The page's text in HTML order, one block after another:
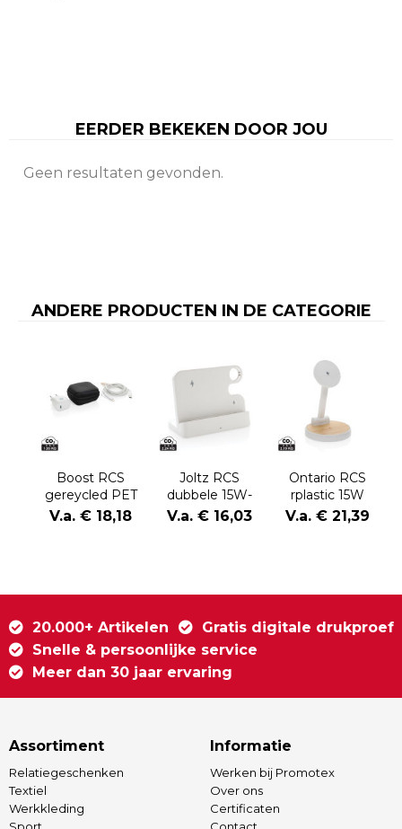
EERDER BEKEKEN DOOR JOU
Geen resultaten gevonden.
ANDERE PRODUCTEN IN DE CATEGORIE
Boost RCS
gereycled PET
20W type C 2-
V.a. € 18,18
Joltz RCS
dubbele 15W-
oplader van
gerecycled
V.a. € 16,03
Ontario RCS
rplastic 15W
magnetische 2
in 1 lader
V.a. € 21,39
20.000+ Artikelen
Gratis digitale drukproef
Snelle & persoonlijke service
Meer dan 30 jaar ervaring
Assortiment
Relatiegeschenken
Textiel
Werkkleding
Informatie
Werken bij Promotex
Over ons
Certificaten